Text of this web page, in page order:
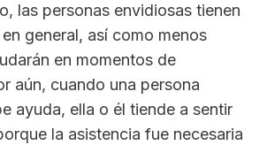
las personas envidiosas tienen
general, así como menos
en momentos de
aún, cuando una persona
ayuda, ella o él tiende a sentir
la asistencia fue necesaria